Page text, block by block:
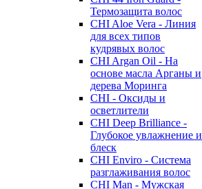
Термозащита волос
CHI Aloe Vera - Линия
для всех типов
кудрявых волос
CHI Argan Oil - На
основе масла Арганы и
дерева Моринга
CHI - Оксиды и
осветлители
CHI Deep Brilliance -
Глубокое увлажнение и
блеск
CHI Enviro - Система
разглаживания волос
CHI Man - Мужская